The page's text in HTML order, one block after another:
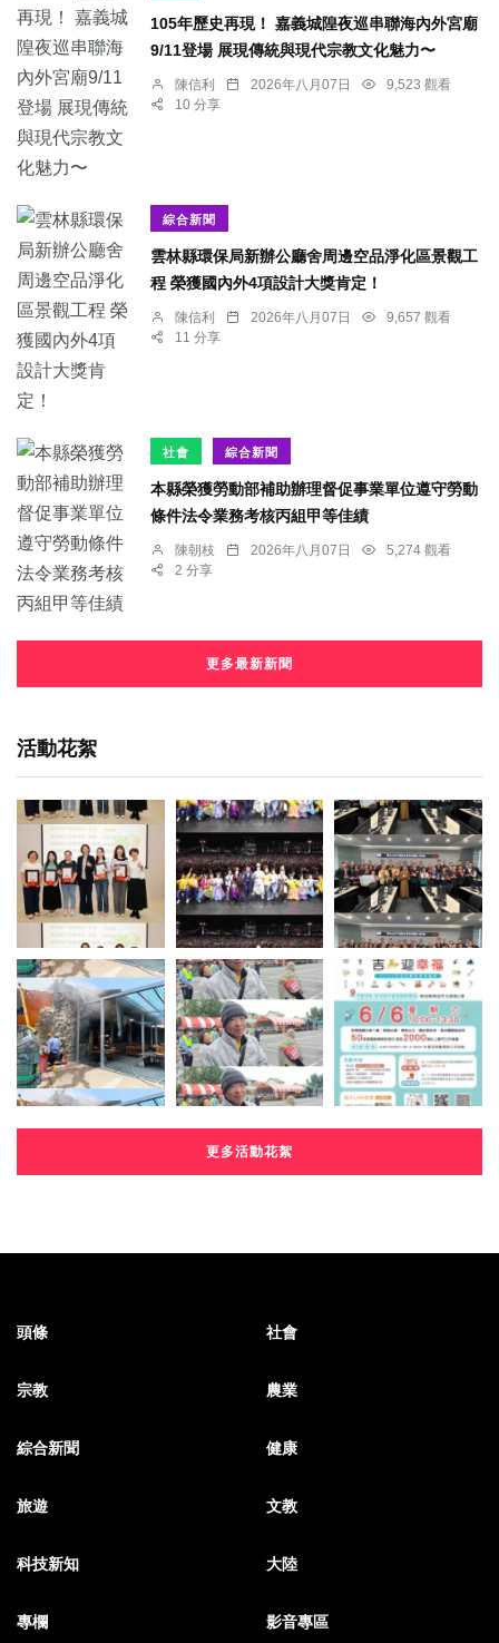
105年歷史再現！ 嘉義城隍夜巡串聯海內外宮廟
9/11登場 展現傳統與現代宗教文化魅力〜
陳信利 2026年八月07日
9,523 觀看
10 分享
綜合新聞
雲林縣環保局新辦公廳舍周邊空品淨化區景觀工
程 榮獲國內外4項設計大獎肯定！
陳信利 2026年八月07日
9,657 觀看
11 分享
社會 綜合新聞
本縣榮獲勞動部補助辦理督促事業單位遵守勞動
條件法令業務考核丙組甲等佳績
陳朝枝 2026年八月07日
5,274 觀看
2 分享
更多最新新聞
活動花絮
更多活動花絮
頭條 社會
宗教 農業
綜合新聞 健康
旅遊 文教
科技新知 大陸
專欄 影音專區